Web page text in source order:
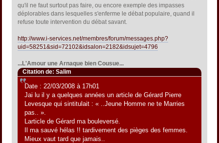
qu'il ne faut surtout pas faire, ou encore exemple des impasses
déplorables dans lesquelles s'enferme le débat populaire, quand il
refuse toute intervention du débat savant.
http://www.i-services.net/membres/forum/messages.php?
uid=58251&sid=72102&idsalon=2182&idsujet=4796
...L'Amour une Arnaque bien Cousue...
Citation de: Salim
Date : 22/03/2008 à 17h01
Jai lu il y a quelques années un article de Gérard Pierre
Levesque qui sintitulait : « ..Jeune Homme ne te Marries
pas.. ».
Larticle de Gérard ma bouleversé.
Il ma sauvé hélas !! tardivement des pièges des femmes.
Mieux vaut tard que jamais..